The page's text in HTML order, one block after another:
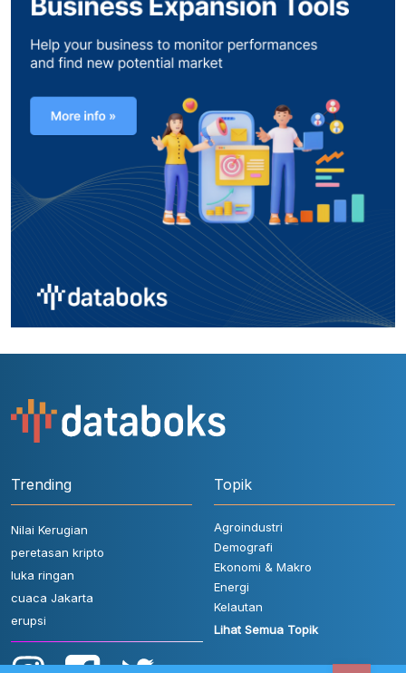
Trending
Nilai Kerugian
peretasan kripto
luka ringan
cuaca Jakarta
erupsi
Topik
Agroindustri
Demografi
Ekonomi & Makro
Energi
Kelautan
Lihat Semua Topik